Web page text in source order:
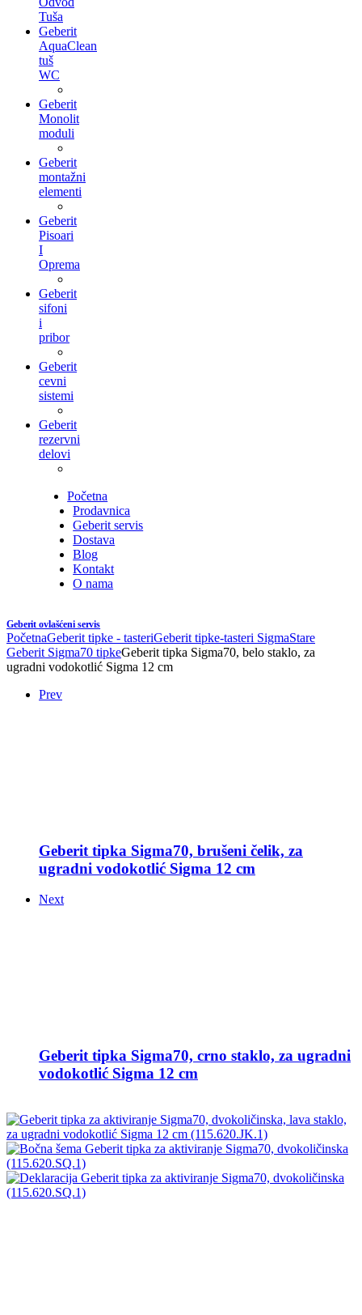
Tuša
Geberit
AquaClean
tuš
WC
Geberit
Monolit
moduli
Geberit
montažni
elementi
Geberit
Pisoari
I
Oprema
Geberit
sifoni
i
pribor
Geberit
cevni
sistemi
Geberit
rezervni
delovi
Početna
Prodavnica
Geberit servis
Dostava
Blog
Kontakt
O nama
Geberit ovlašćeni servis
PočetnaGeberit tipke - tasteriGeberit tipke-tasteri SigmaStare
Geberit Sigma70 tipkeGeberit tipka Sigma70, belo staklo, za
ugradni vodokotlić Sigma 12 cm
Prev
Geberit tipka Sigma70, brušeni čelik, za
ugradni vodokotlić Sigma 12 cm
Next
Geberit tipka Sigma70, crno staklo, za ugradni
vodokotlić Sigma 12 cm